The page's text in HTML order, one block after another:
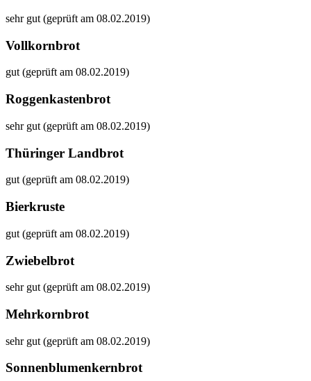
sehr gut (geprüft am 08.02.2019)
Vollkornbrot
gut (geprüft am 08.02.2019)
Roggenkastenbrot
sehr gut (geprüft am 08.02.2019)
Thüringer Landbrot
gut (geprüft am 08.02.2019)
Bierkruste
gut (geprüft am 08.02.2019)
Zwiebelbrot
sehr gut (geprüft am 08.02.2019)
Mehrkornbrot
sehr gut (geprüft am 08.02.2019)
Sonnenblumenkernbrot